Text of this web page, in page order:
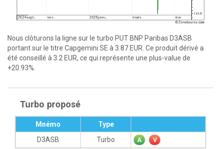
Nous clôturons la ligne sur le turbo PUT BNP Paribas D3ASB
portant sur le titre Capgemini SE à 3.87 EUR. Ce produit dérivé a
été conseillé à 3.2 EUR, ce qui représente une plus-value de
+20.93%.
Turbo proposé
Mnémo
Type
D3ASB
Turbo A V